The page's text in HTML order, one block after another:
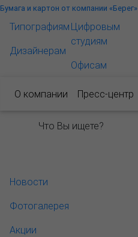
Бумага и картон от компании «Берег»
Типографиям
Дизайнерам
Цифровым
студиям
Офисам
О компании Пресс-центр
Что Вы ищете?
Новости
Фотогалерея
Акции